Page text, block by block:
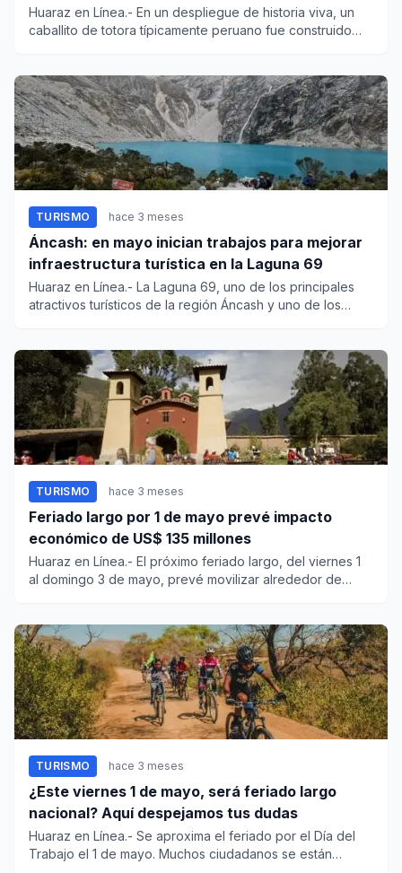
Huaraz en Línea.- En un despliegue de historia viva, un
caballito de totora típicamente peruano fue construido
TURISMO hace 3 meses
Áncash: en mayo inician trabajos para mejorar
infraestructura turística en la Laguna 69
Huaraz en Línea.- La Laguna 69, uno de los principales
atractivos turísticos de la región Áncash y uno de los
TURISMO hace 3 meses
Feriado largo por 1 de mayo prevé impacto
económico de US$ 135 millones
Huaraz en Línea.- El próximo feriado largo, del viernes 1
al domingo 3 de mayo, prevé movilizar alrededor de
TURISMO hace 3 meses
¿Este viernes 1 de mayo, será feriado largo
nacional? Aquí despejamos tus dudas
Huaraz en Línea.- Se aproxima el feriado por el Día del
Trabajo el 1 de mayo. Muchos ciudadanos se están